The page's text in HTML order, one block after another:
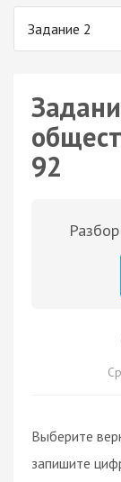
Задание 2
92
Выберите
запишите